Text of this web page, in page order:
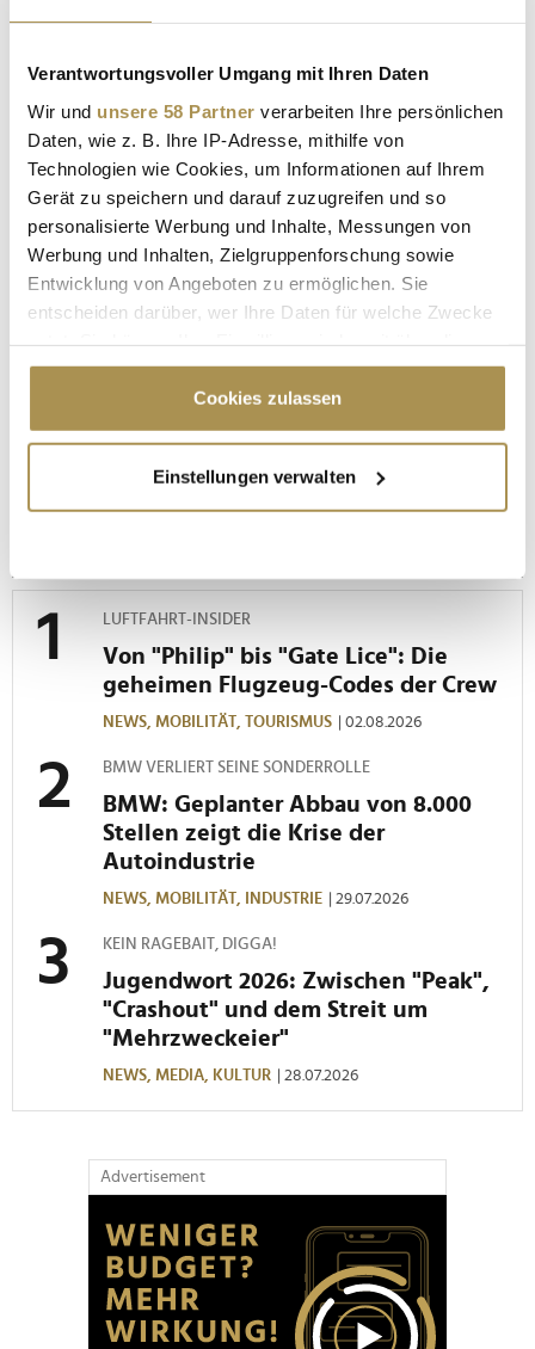
Verantwortungsvoller Umgang mit Ihren Daten
Wir und unsere 58 Partner verarbeiten Ihre persönlichen
Daten, wie z. B. Ihre IP-Adresse, mithilfe von
Technologien wie Cookies, um Informationen auf Ihrem
Gerät zu speichern und darauf zuzugreifen und so
personalisierte Werbung und Inhalte, Messungen von
Werbung und Inhalten, Zielgruppenforschung sowie
Entwicklung von Angeboten zu ermöglichen. Sie
entscheiden darüber, wer Ihre Daten für welche Zwecke
Cookie-Erklärung oder durch Klicken auf das Privacy
Trigger Symbol ändern oder widerrufen
Informationen über Ihre geografische Lage
erfassen, welche bis auf einige Meter genau sein
Erfahren Sie mehr darüber, wie Ihre persönlichen Daten
verarbeitet werden, und legen Sie Ihre Präferenzen im
Abschnitt Einzelheiten fest.
personalisieren, Funktionen für soziale Medien anbieten
zu können und die Zugriffe auf unsere Website zu
analysieren. Außerdem geben wir Informationen zu Ihrer
Verwendung unserer Website an unsere Partner für
soziale Medien, Werbung und Analysen weiter. Unsere
weiteren Daten zusammen, die Sie ihnen bereitgestellt
haben oder die sie im Rahmen Ihrer Nutzung der Dienste
gesammelt haben.
Cookies zulassen
Einstellungen verwalten
LAUTSCHALTEN
"Die Leute wollen einen Skandal im
Sommerloch"
LUFTFAHRT-INSIDER
Von "Philip" bis "Gate Lice": Die
geheimen Flugzeug-Codes der Crew
NEWS, MOBILITÄT, TOURISMUS | 02.08.2026
BMW VERLIERT SEINE SONDERROLLE
BMW: Geplanter Abbau von 8.000
Stellen zeigt die Krise der
Autoindustrie
NEWS, MOBILITÄT, INDUSTRIE | 29.07.2026
KEIN RAGEBAIT, DIGGA!
Jugendwort 2026: Zwischen "Peak",
"Crashout" und dem Streit um
"Mehrzweckeier"
NEWS, MEDIA, KULTUR | 28.07.2026
Advertisement